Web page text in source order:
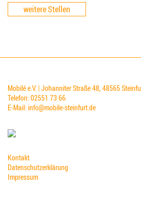
weitere Stellen
Mobilé e.V. | Johanniter Straße 48, 48565
Telefon: 02551 73 66
E-Mail:info@mobile-steinfurt.de
Kontakt
Datenschutzerklärung
Impressum